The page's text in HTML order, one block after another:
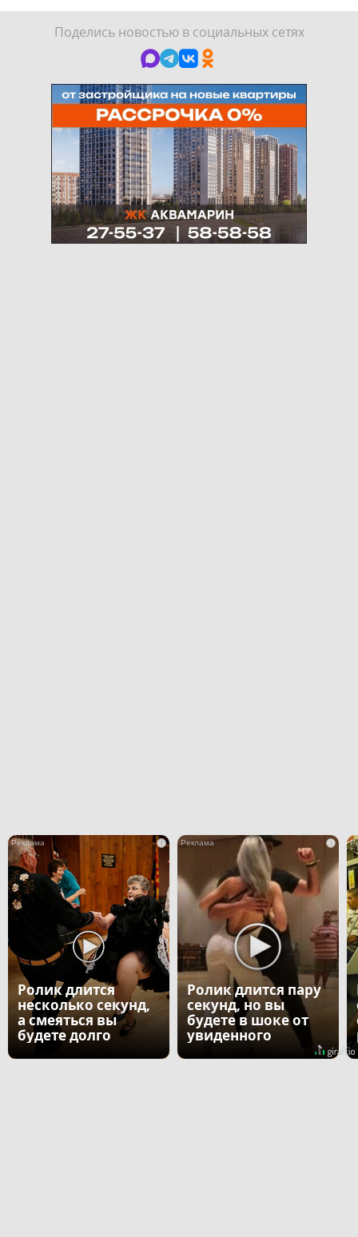
Поделись новостью в социальных сетях
i
Ролик длится
несколько секунд,
а смеяться вы
будете долго
i
Ролик длится пару
секунд, но вы
будете в шоке от
увиденного